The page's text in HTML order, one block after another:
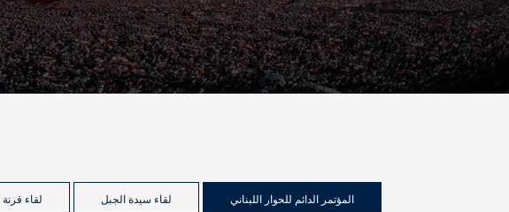
المؤتمر الدائم للحوار اللبناني لقاء سيدة الجبل لقاء